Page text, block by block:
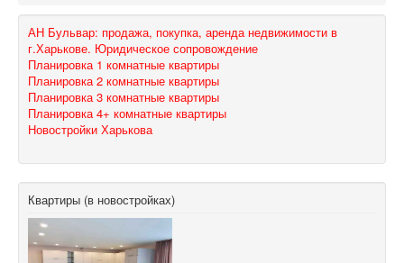
АН Бульвар: продажа, покупка, аренда недвижимости в
г.Харькове. Юридическое сопровождение
Планировка 1 комнатные квартиры
Планировка 2 комнатные квартиры
Планировка 3 комнатные квартиры
Планировка 4+ комнатные квартиры
Новостройки Харькова
Квартиры (в новостройках)